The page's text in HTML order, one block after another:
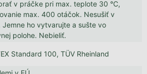
v práčke pri max. teplote 30 °C,
max. 400 otáčok. Nesušiť v
Jemne ho vytvarujte a sušte vo
polohe. Nebieliť.
Standard 100, TÜV Rheinland